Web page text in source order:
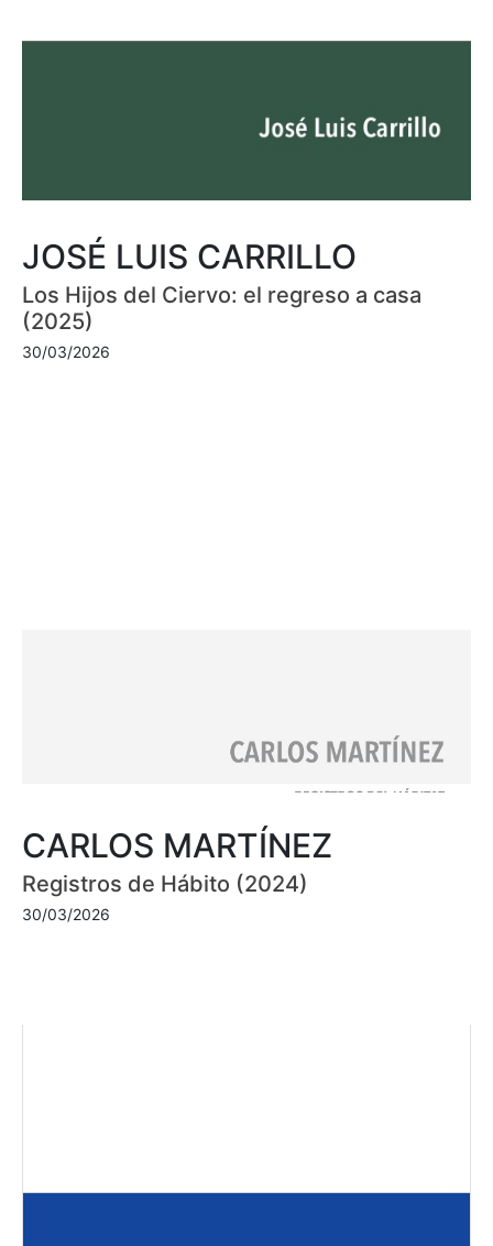
JOSÉ LUIS CARRILLO
Los Hijos del Ciervo: el regreso a casa
(2025)
30/03/2026
CARLOS MARTÍNEZ
Registros de Hábito (2024)
30/03/2026